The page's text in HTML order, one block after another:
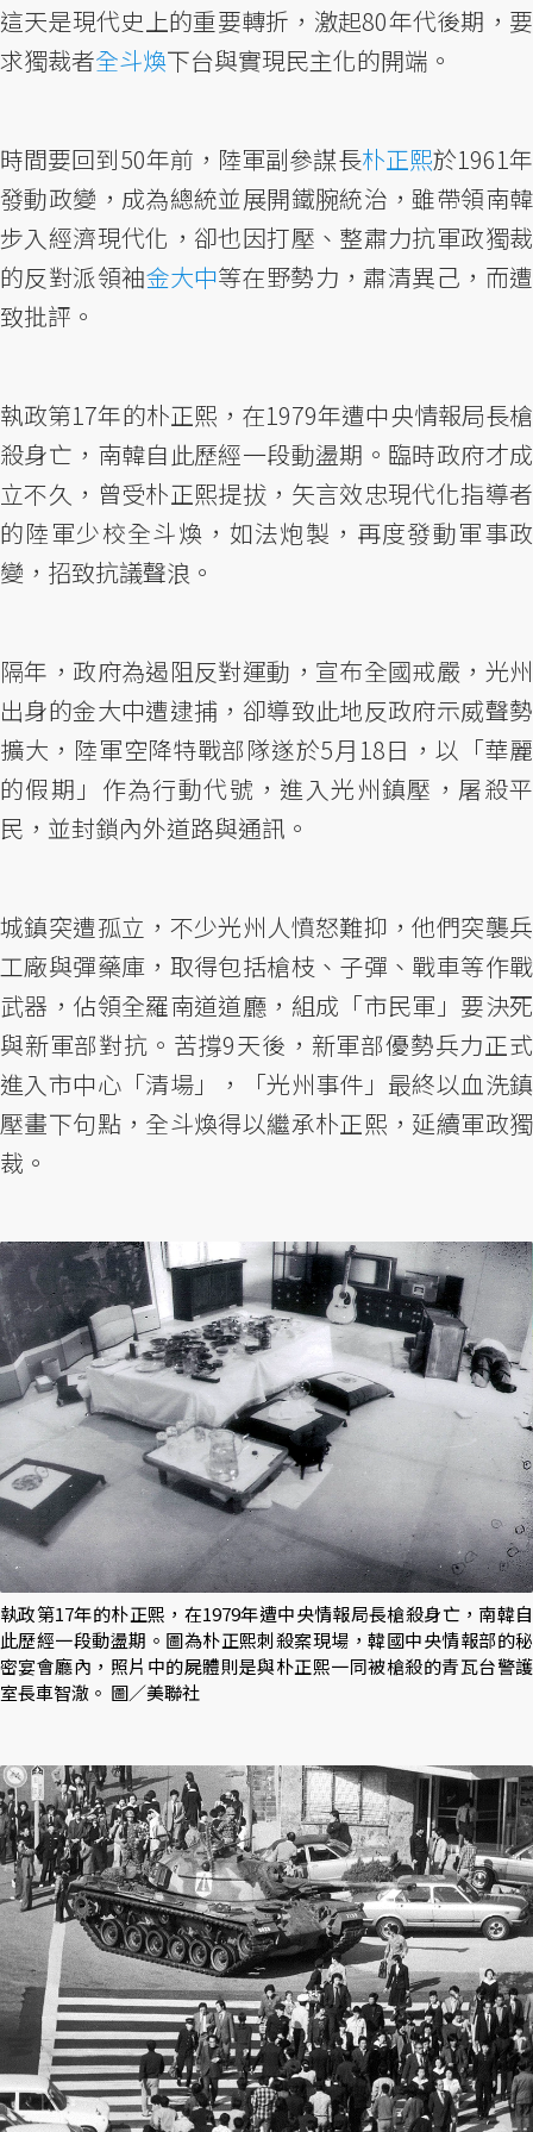
這天是現代史上的重要轉折，激起80年代後期，要
求獨裁者全斗煥下台與實現民主化的開端。
時間要回到50年前，陸軍副參謀長朴正熙於1961年
發動政變，成為總統並展開鐵腕統治，雖帶領南韓
步入經濟現代化，卻也因打壓、整肅力抗軍政獨裁
的反對派領袖金大中等在野勢力，肅清異己，而遭
致批評。
執政第17年的朴正熙，在1979年遭中央情報局長槍
殺身亡，南韓自此歷經一段動盪期。臨時政府才成
立不久，曾受朴正熙提拔，矢言效忠現代化指導者
的陸軍少校全斗煥，如法炮製，再度發動軍事政
變，招致抗議聲浪。
隔年，政府為遏阻反對運動，宣布全國戒嚴，光州
出身的金大中遭逮捕，卻導致此地反政府示威聲勢
擴大，陸軍空降特戰部隊遂於5月18日，以「華麗
的假期」作為行動代號，進入光州鎮壓，屠殺平
民，並封鎖內外道路與通訊。
城鎮突遭孤立，不少光州人憤怒難抑，他們突襲兵
工廠與彈藥庫，取得包括槍枝、子彈、戰車等作戰
武器，佔領全羅南道道廳，組成「市民軍」要決死
與新軍部對抗。苦撐9天後，新軍部優勢兵力正式
進入市中心「清場」，「光州事件」最終以血洗鎮
壓畫下句點，全斗煥得以繼承朴正熙，延續軍政獨
裁。
執政第17年的朴正熙，在1979年遭中央情報局長槍殺身亡，南韓自
此歷經一段動盪期。圖為朴正熙刺殺案現場，韓國中央情報部的秘
密宴會廳內，照片中的屍體則是與朴正熙一同被槍殺的青瓦台警護
室長車智澈。 圖／美聯社